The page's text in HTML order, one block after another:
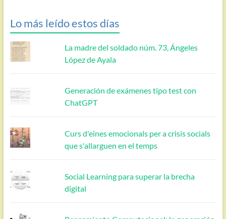
Lo más leído estos días
La madre del soldado núm. 73, Ángeles
López de Ayala
Generación de exámenes tipo test con
ChatGPT
Curs d'eines emocionals per a crisis socials
que s'allarguen en el temps
Social Learning para superar la brecha
digital